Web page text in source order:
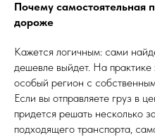
Почему самостоятельная
дороже
Кажется логичным: сами
дешевле выйдет. На
особый регион с
Если вы отправляете груз в
придется решать несколько
подходящего транспорта,